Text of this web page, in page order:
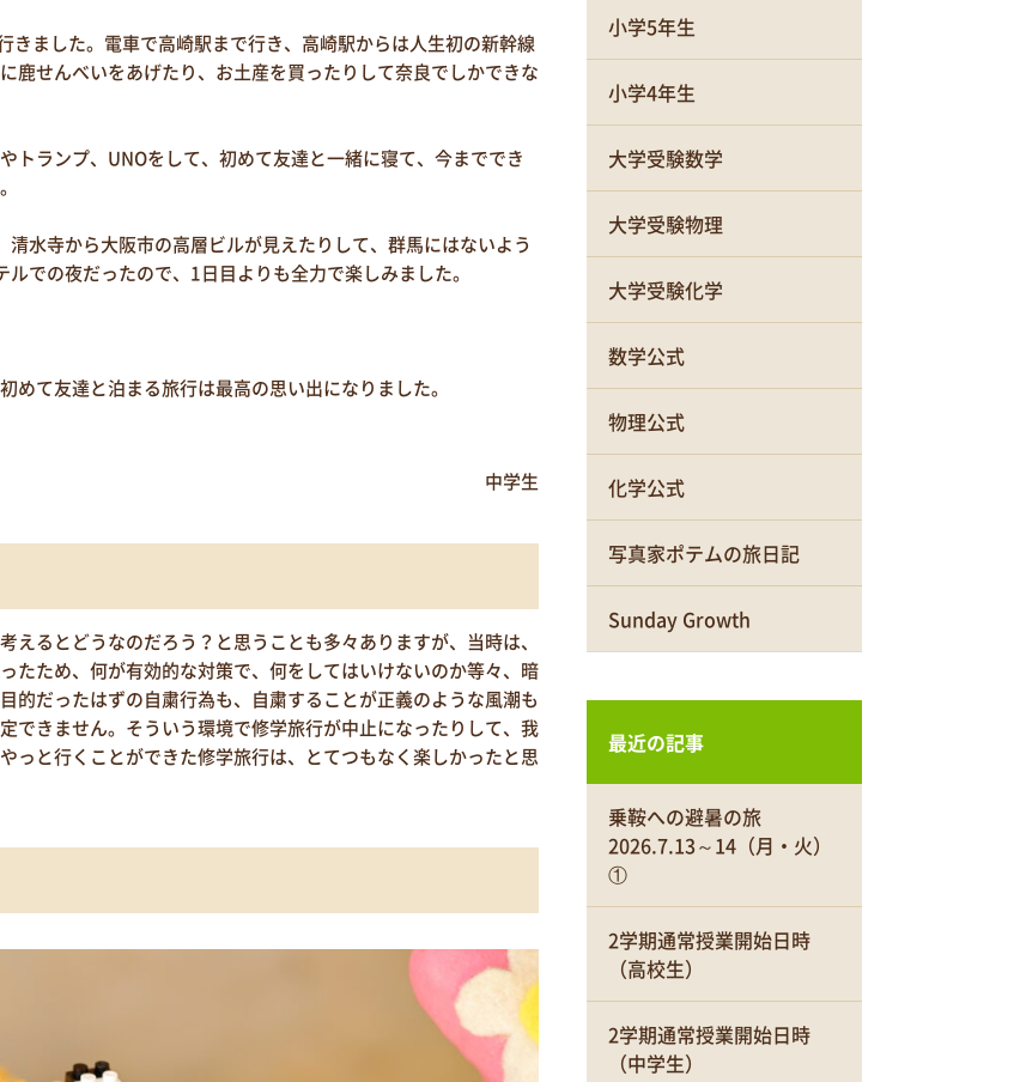
ました。電車で高崎駅まで行き、高崎駅からは人生初の新幹線
鹿せんべいをあげたり、お土産を買ったりして奈良でしかできな
ランプ、UNOをして、初めて友達と一緒に寝て、今まででき
水寺から大阪市の高層ビルが見えたりして、群馬にはないよう
での夜だったので、1日目よりも全力で楽しみました。
て友達と泊まる旅行は最高の思い出になりました。
中学生
るとどうなのだろう？と思うことも多々ありますが、当時は、
たため、何が有効的な対策で、何をしてはいけないのか等々、暗
的だったはずの自粛行為も、自粛することが正義のような風潮も
できません。そういう環境で修学旅行が中止になったりして、我
っと行くことができた修学旅行は、とてつもなく楽しかったと思
小学5年生
小学4年生
大学受験数学
大学受験物理
大学受験化学
数学公式
物理公式
化学公式
写真家ポテムの旅日記
Sunday Growth
最近の記事
乗鞍への避暑の旅
2026.7.13～14（月・火）
①
2学期通常授業開始日時
（高校生）
2学期通常授業開始日時
（中学生）